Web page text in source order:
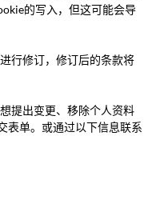
的写入，但这可能会导
行修订，修订后的条款将
提出变更、移除个人资料
表单。或通过以下信息联系